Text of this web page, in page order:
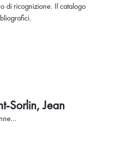
di ricognizione. Il catalogo
Sorlin, Jean